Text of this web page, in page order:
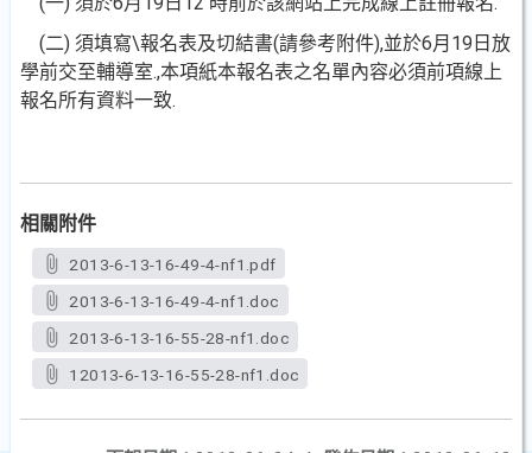
(二) 須填寫\報名表及切結書(請參考附件),並於6月19日放
學前交至輔導室.,本項紙本報名表之名單內容必須前項線上
報名所有資料一致.
相關附件
2013-6-13-16-49-4-nf1.pdf
2013-6-13-16-49-4-nf1.doc
2013-6-13-16-55-28-nf1.doc
12013-6-13-16-55-28-nf1.doc